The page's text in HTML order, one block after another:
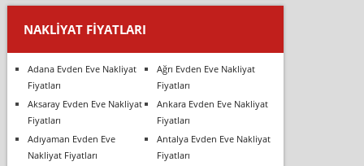
NAKLIYAT FIYATLARI
Adana Evden Eve Nakliyat
Fiyatları
Ağrı Evden Eve Nakliyat
Fiyatları
Aksaray Evden Eve Nakliyat
Fiyatları
Ankara Evden Eve Nakliyat
Fiyatları
Adıyaman Evden Eve
Nakliyat Fiyatları
Antalya Evden Eve Nakliyat
Fiyatları